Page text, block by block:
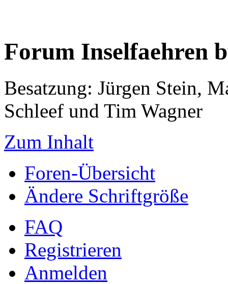
Forum Inselfaehren
Besatzung: Jürgen Stein,
Schleef und Tim Wagner
Zum Inhalt
Foren-Übersicht
Ändere Schriftgröße
FAQ
Registrieren
Anmelden